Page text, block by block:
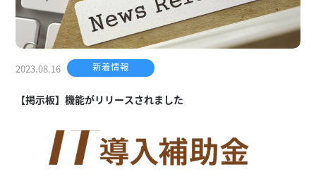
2023.08.16 新着情報
【掲示板】機能がリリースされました